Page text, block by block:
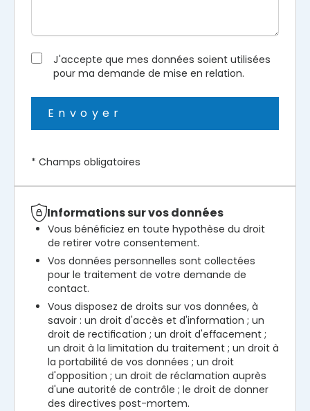
J'accepte que mes données soient utilisées
pour ma demande de mise en relation.
Envoyer
* Champs obligatoires
Informations sur vos données
Vous bénéficiez en toute hypothèse du droit
de retirer votre consentement.
Vos données personnelles sont collectées
pour le traitement de votre demande de
contact.
Vous disposez de droits sur vos données, à
savoir : un droit d'accès et d'information ; un
droit de rectification ; un droit d'effacement ;
un droit à la limitation du traitement ; un droit à
la portabilité de vos données ; un droit
d'opposition ; un droit de réclamation auprès
d'une autorité de contrôle ; le droit de donner
des directives post-mortem.